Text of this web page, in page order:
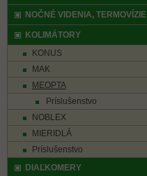
NOČNÉ VIDENIA, TERMOVÍZIE
KOLIMÁTORY
KONUS
MAK
MEOPTA
Príslušenstvo
NOBLEX
MIERIDLÁ
Príslušenstvo
DIAĽKOMERY